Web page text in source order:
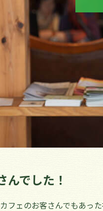
でした！
フェのお客さんでもあっ